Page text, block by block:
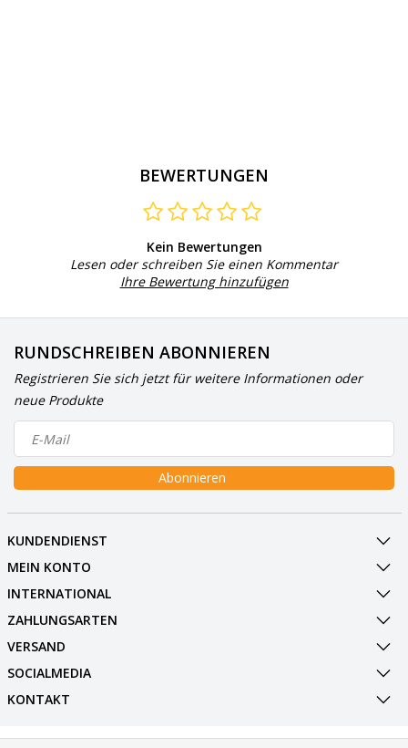
BEWERTUNGEN
Kein Bewertungen
Lesen oder schreiben Sie einen Kommentar
Ihre Bewertung hinzufügen
RUNDSCHREIBEN ABONNIEREN
Registrieren Sie sich jetzt für weitere Informationen oder
neue Produkte
Abonnieren
KUNDENDIENST
MEIN KONTO
INTERNATIONAL
ZAHLUNGSARTEN
VERSAND
SOCIALMEDIA
KONTAKT